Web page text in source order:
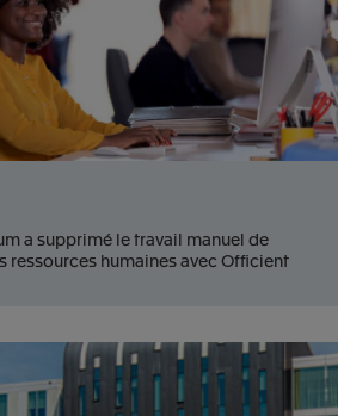
a supprimé le travail manuel de
ressources humaines avec Officient